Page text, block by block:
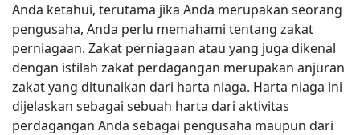
Anda ketahui, terutama jika Anda merupakan seorang
pengusaha, Anda perlu memahami tentang zakat
perniagaan. Zakat perniagaan atau yang juga dikenal
dengan istilah zakat perdagangan merupakan anjuran
zakat yang ditunaikan dari harta niaga. Harta niaga ini
dijelaskan sebagai sebuah harta dari aktivitas
perdagangan Anda sebagai pengusaha maupun dari